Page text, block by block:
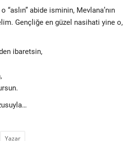
“aslın” abide isminin, Mevlana’nın
Gençliğe en güzel nasihati yine o,
ibaretsin,
Yazar